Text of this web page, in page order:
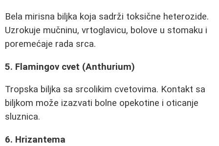
Bela mirisna biljka koja sadrži toksične heterozide.
Uzrokuje mučninu, vrtoglavicu, bolove u stomaku i
poremećaje rada srca.
5. Flamingov cvet (Anthurium)
Tropska biljka sa srcolikim cvetovima. Kontakt sa
biljkom može izazvati bolne opekotine i oticanje
sluznica.
6. Hrizantema